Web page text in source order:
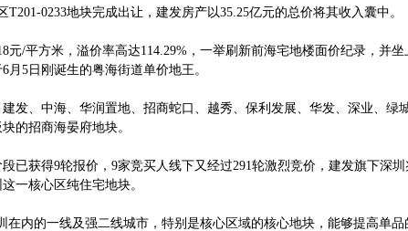
0233地块完成出让，建发房产以35.25亿元的总价将其收入囊中。
/平方米，溢价率高达114.29%，一举刷新前海宅地楼面价纪录，并坐
5日刚诞生的粤海街道单价地王。
、中海、华润置地、招商蛇口、越秀、保利发展、华发、深业、绿
的招商海晏府地块。
获得9轮报价，9家竞买人线下又经过291轮激烈竞价，建发旗下深圳
一核心区纯住宅地块。
内的一线及强二线城市，特别是核心区域的核心地块，能够提高单品